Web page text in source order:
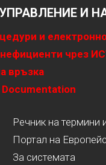
И
и
чрез
връзка
Documentation
Речник на термини
Портал на
За системата